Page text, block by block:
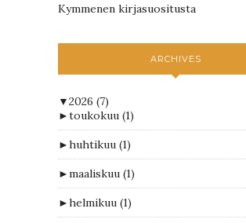
Kymmenen kirjasuositusta
ARCHIVES
▼2026 (7)
►toukokuu (1)
►huhtikuu (1)
►maaliskuu (1)
►helmikuu (1)